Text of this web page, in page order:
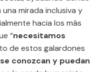
mirada inclusiva y
hacia los más
“necesitamos
de estos galardones
conozcan y puedan